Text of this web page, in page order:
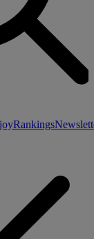
Rankings